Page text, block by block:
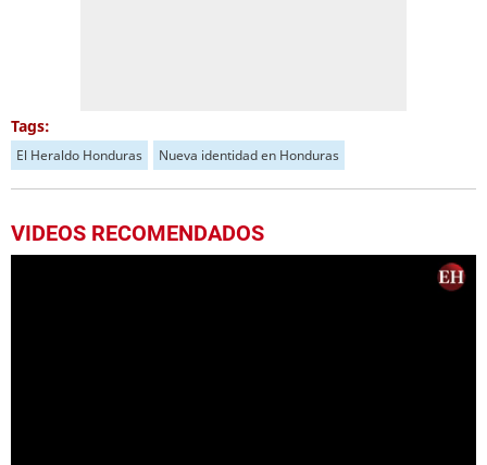
Tags:
El Heraldo Honduras Nueva identidad en Honduras
VIDEOS RECOMENDADOS